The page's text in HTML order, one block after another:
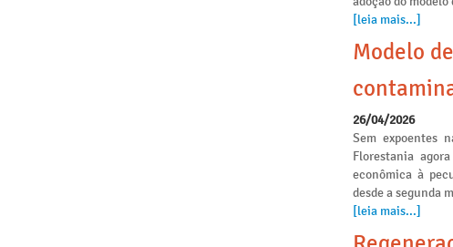
[leia mais...]
Modelo
26/04/2026
Sem expoentes
Florestania
econômica à
desde a segunda
[leia mais...]